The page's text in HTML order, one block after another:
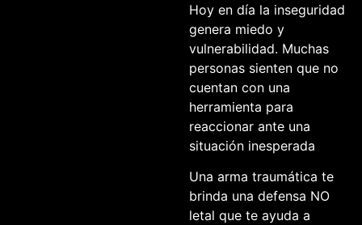
Hoy en día la inseguridad
genera miedo y
vulnerabilidad. Muchas
personas sienten que no
cuentan con una
herramienta para
reaccionar ante una
situación inesperada
Una arma traumática te
brinda una defensa NO
letal que te ayuda a